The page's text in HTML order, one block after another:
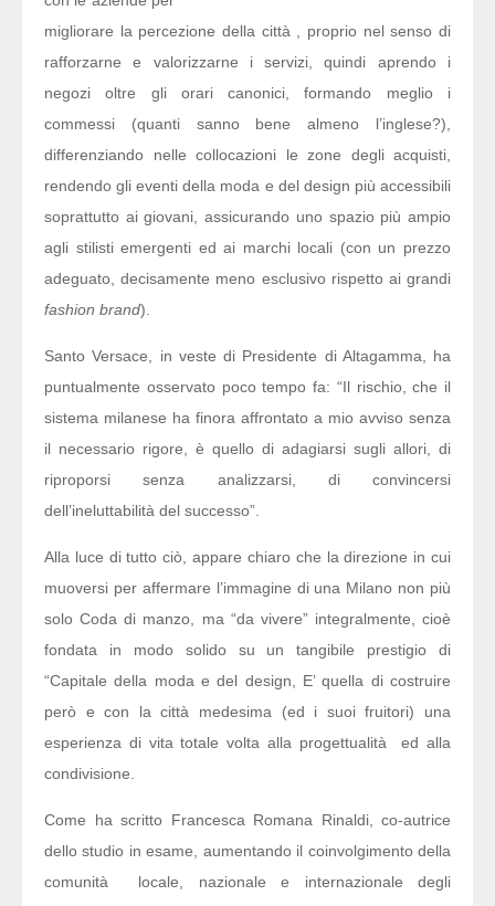
migliorare la percezione della città , proprio nel senso di
rafforzarne e valorizzarne i servizi, quindi aprendo i
negozi oltre gli orari canonici, formando meglio i
commessi (quanti sanno bene almeno l’inglese?),
differenziando nelle collocazioni le zone degli acquisti,
rendendo gli eventi della moda e del design più accessibili
soprattutto ai giovani, assicurando uno spazio più ampio
agli stilisti emergenti ed ai marchi locali (con un prezzo
adeguato, decisamente meno esclusivo rispetto ai grandi
fashion brand).
Santo Versace, in veste di Presidente di Altagamma, ha
puntualmente osservato poco tempo fa: “Il rischio, che il
sistema milanese ha finora affrontato a mio avviso senza
il necessario rigore, è quello di adagiarsi sugli allori, di
riproporsi senza analizzarsi, di convincersi
dell’ineluttabilità del successo”.
Alla luce di tutto ciò, appare chiaro che la direzione in cui
muoversi per affermare l’immagine di una Milano non più
solo Coda di manzo, ma “da vivere” integralmente, cioè
fondata in modo solido su un tangibile prestigio di
“Capitale della moda e del design, E’ quella di costruire
però e con la città medesima (ed i suoi fruitori) una
esperienza di vita totale volta alla progettualità ed alla
condivisione.
Come ha scritto Francesca Romana Rinaldi, co-autrice
dello studio in esame, aumentando il coinvolgimento della
comunità locale, nazionale e internazionale degli